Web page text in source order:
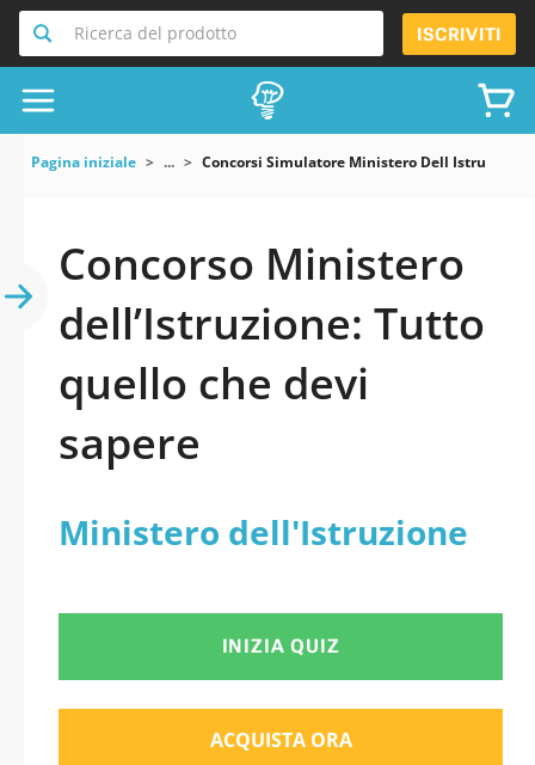
Ricerca del prodotto ISCRIVITI
Pagina iniziale ... Concorsi Simulatore Ministero Dell Istruzione
Concorso Ministero
dell’Istruzione: Tutto
quello che devi
sapere
Ministero dell'Istruzione
INIZIA QUIZ
ACQUISTA ORA